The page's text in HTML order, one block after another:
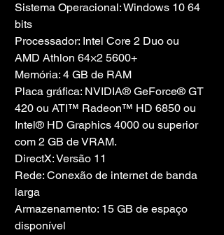
Sistema Operacional: Windows 10 64
bits
Processador: Intel Core 2 Duo ou
AMD Athlon 64×2 5600+
Memória: 4 GB de RAM
Placa gráfica: NVIDIA® GeForce® GT
420 ou ATI™ Radeon™ HD 6850 ou
Intel® HD Graphics 4000 ou superior
com 2 GB de VRAM.
DirectX: Versão 11
Rede: Conexão de internet de banda
larga
Armazenamento: 15 GB de espaço
disponível